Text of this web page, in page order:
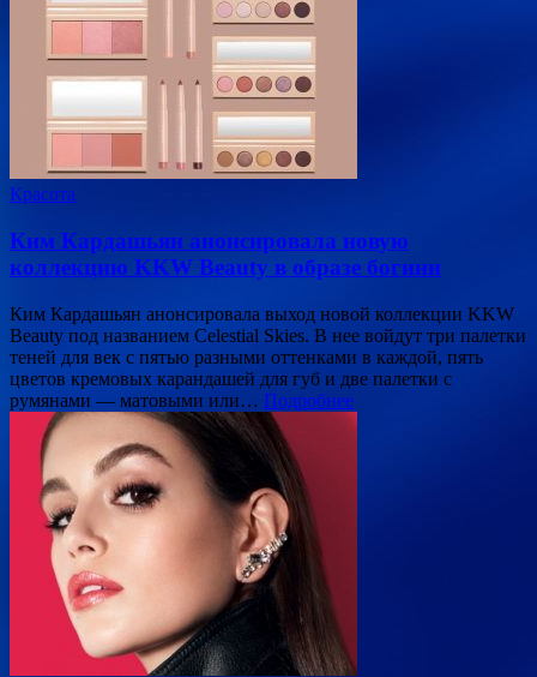
Красота
Ким Кардашьян анонсировала новую
коллекцию KKW Beauty в образе богини
Ким Кардашьян анонсировала выход новой коллекции KKW
Beauty под названием Celestial Skies. В нее войдут три палетки
теней для век с пятью разными оттенками в каждой, пять
цветов кремовых карандашей для губ и две палетки с
румянами — матовыми или… Подробнее